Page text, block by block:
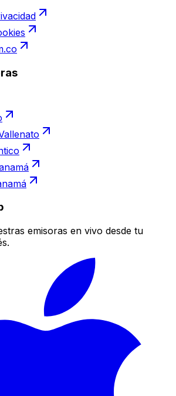
emisoras en vivo desde tu